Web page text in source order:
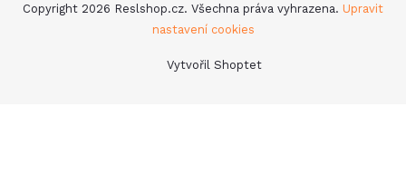
Vytvořil Shoptet
Copyright 2026 Reslshop.cz. Všechna práva vyhrazena. Upravit
nastavení cookies